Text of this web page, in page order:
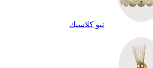
نيو كلاسيك